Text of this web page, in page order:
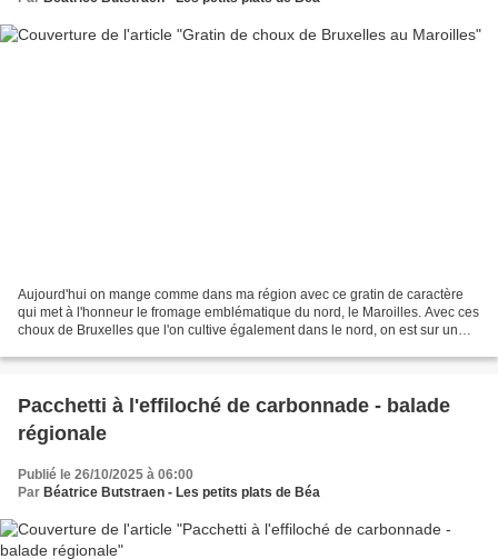
Aujourd'hui on mange comme dans ma région avec ce gratin de caractère
qui met à l'honneur le fromage emblématique du nord, le Maroilles. Avec ces
choux de Bruxelles que l'on cultive également dans le nord, on est sur un
Pacchetti à l'effiloché de carbonnade - balade
régionale
Publié le 26/10/2025 à 06:00
Par Béatrice Butstraen - Les petits plats de Béa